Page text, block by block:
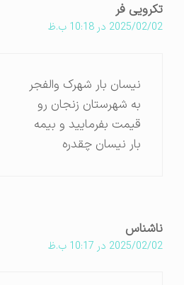
تکرویی فر
2025/02/02 در 10:18 ب.ظ
نیسان بار شهرک والفجر
به شهرستان زنجان رو
قیمت بفرمایید و بیمه
بار نیسان چقدره
ناشناس
2025/02/02 در 10:17 ب.ظ